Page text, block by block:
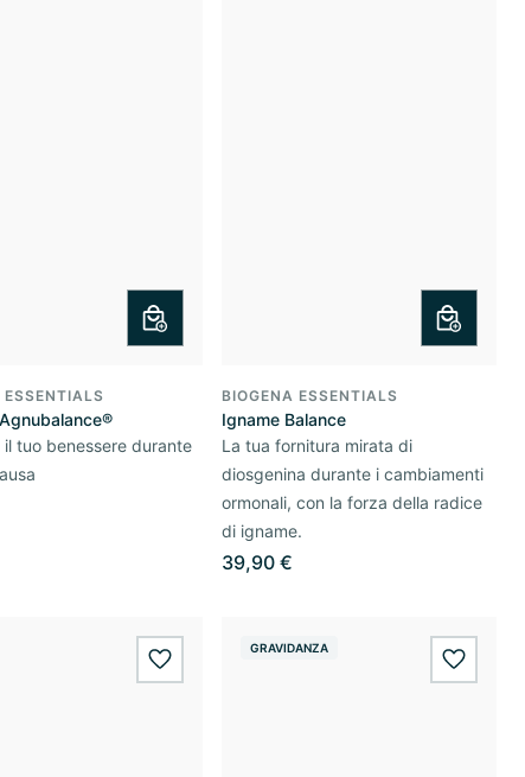
ESSENTIALS
tuo benessere durante
BIOGENA ESSENTIALS
Igname Balance
La tua fornitura mirata di
diosgenina durante i cambiamenti
ormonali, con la forza della radice
di igname.
39,90 €
wishlist.add
GRAVIDANZA